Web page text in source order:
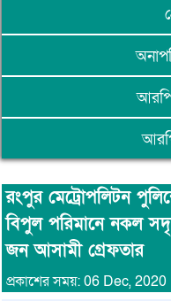
রংপুর মেট্রোপলিটন
বিপুল পরিমানে নকল
জন আসামী গ্রেফতার
প্রকাশের সময়: 06 Dec, 2020